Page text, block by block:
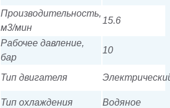
Производительность,
м3/мин
15.6
Рабочее давление,
бар
10
Тип двигателя
Тип охлаждения Водяное